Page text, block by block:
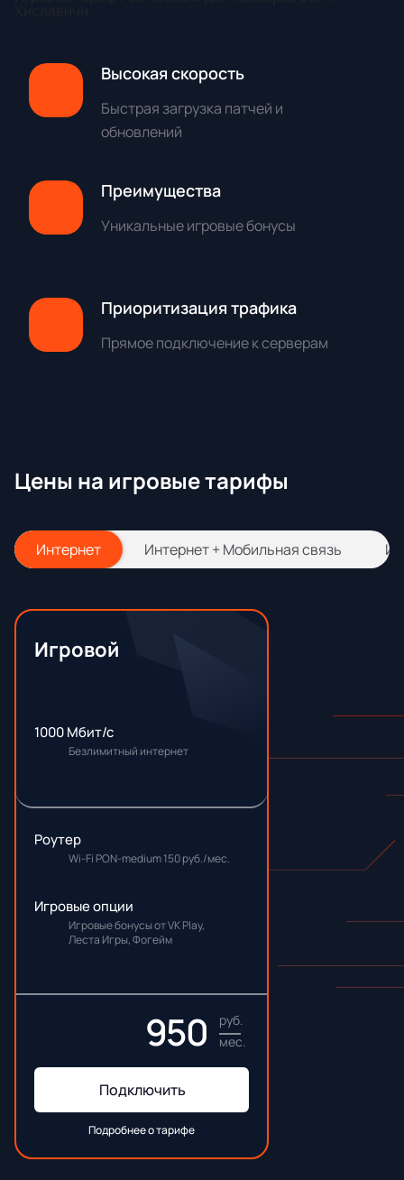
Высокая скорость
Быстрая загрузка патчей и
обновлений
Преимущества
Уникальные игровые бонусы
Приоритизация трафика
Прямое подключение к серверам
Цены на игровые тарифы
Интернет Интернет + Мобильная связь
Игровой
1000 Мбит/с
Безлимитный интернет
Роутер
Wi-Fi PON-medium 150 руб./мес.
Игровые опции
Игровые бонусы от VK Play,
Леста Игры, Фогейм
950
руб.
мес.
Подключить
Подробнее о тарифе